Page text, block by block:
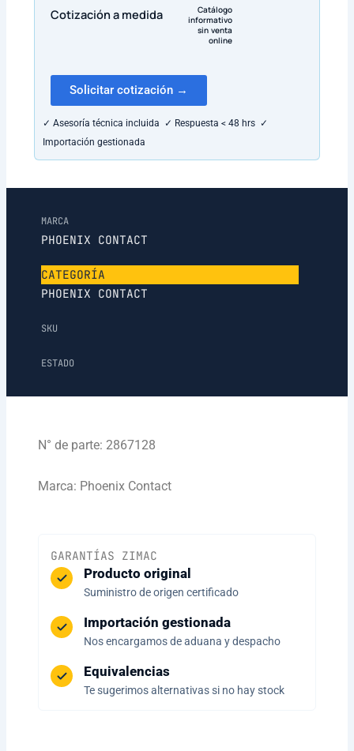
Cotización a medida
Catálogo
informativo
sin venta
online
Solicitar cotización →
✓ Asesoría técnica incluida ✓ Respuesta < 48 hrs ✓
Importación gestionada
MARCA
PHOENIX CONTACT
CATEGORÍA
PHOENIX CONTACT
SKU
ESTADO
N° de parte: 2867128
Marca: Phoenix Contact
GARANTÍAS ZIMAC
Producto original
Suministro de origen certificado
Importación gestionada
Nos encargamos de aduana y despacho
Equivalencias
Te sugerimos alternativas si no hay stock